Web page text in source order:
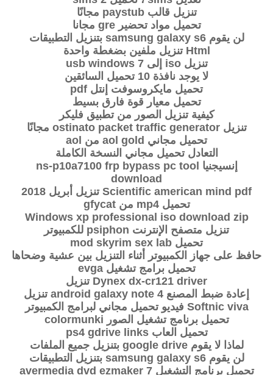
تنزيل قالب paystub مجانًا
تحميل مواد تحضير gre مجانا
لن يقوم samsung galaxy s6 بتنزيل التطبيقات
Html تنزيل ملفين بضغطة واحدة
تنزيل iso إلى usb windows 7
لا يوجد نافذة 10 تحميل السائقين
تحميل مايكروسوفت إنتل pdf
تحميل معيار قوة فارق بسيط
كيفية تنزيل الصور من تطبيق فليكر
تنزيل ostinato packet traffic generator مجانًا
تحميل مجاني aol gold من aol
التعادل تحميل مجاني النسخة الكاملة
إنسيجنيا ns-p10a7100 frp bypass pc tool
download
Scientific american mind pdf تنزيل أبريل 2018
تحميل mp4 من gfycat
Windows xp professional iso download zip
تنزيل متصفح الإنترنت psiphon للكمبيوتر
تحميل mod skyrim sex lab
حافظ على جهاز الكمبيوتر أثناء التنزيل بين عشية وضحاها
تحميل برامج تشغيل evga
Dynex dx-cr121 driver تنزيل
إعادة ضبط المصنع android galaxy note 4 تنزيل
Softnic viva فيديو تحميل مجاني لبرامج الكمبيوتر
تحميل برنامج تشغيل الصور colormunki
تحميل العاب ps4 gdrive links
لماذا لا يقوم google drive بتنزيل جميع الملفات
لن يقوم samsung galaxy s6 بتنزيل التطبيقات
تحميل برنامج التشغيل avermedia dvd ezmaker 7